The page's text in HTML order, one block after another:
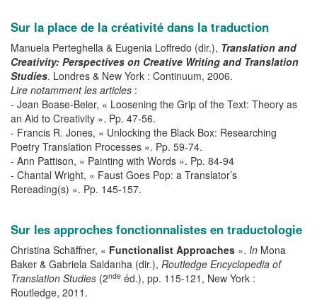
Sur la place de la créativité dans la traduction
Manuela Perteghella & Eugenia Loffredo (dir.), Translation and
Creativity: Perspectives on Creative Writing and Translation
Studies. Londres & New York : Continuum, 2006.
Lire notamment les articles :
- Jean Boase-Beier, « Loosening the Grip of the Text: Theory as
an Aid to Creativity ». Pp. 47-56.
- Francis R. Jones, « Unlocking the Black Box: Researching
Poetry Translation Processes ». Pp. 59-74.
- Ann Pattison, « Painting with Words ». Pp. 84-94
- Chantal Wright, « Faust Goes Pop: a Translator’s
Rereading(s) ». Pp. 145-157.
Sur les approches fonctionnalistes en traductologie
Christina Schäffner, « Functionalist Approaches ». In Mona
Baker & Gabriela Saldanha (dir.), Routledge Encyclopedia of
Translation Studies (2nde éd.), pp. 115-121, New York :
Routledge, 2011.